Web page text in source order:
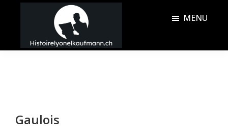
principal
barreHistoire
MENU
Gaulois